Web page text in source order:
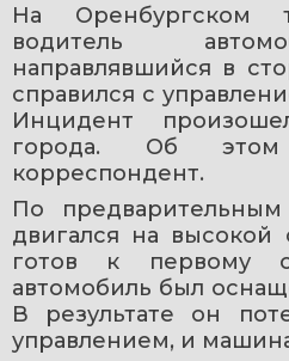
На Оренбургском
водитель
направлявшийся в
справился с
Инцидент
города. Об
корреспондент.
По
двигался на
готов к первому
автомобиль был
В результате он
управлением, и